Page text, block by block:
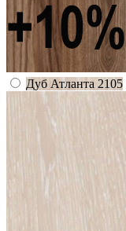
Дуб Атланта 2105